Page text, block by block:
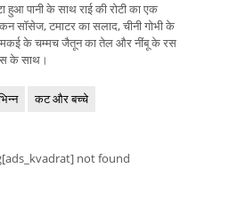
हुआ पानी के साथ राई की रोटी का एक
सॉसेज, टमाटर का सलाद, चीनी गोभी के
मकई के चम्मच जैतून का तेल और नींबू के रस
के साथ।
कट और बच्चे
not found